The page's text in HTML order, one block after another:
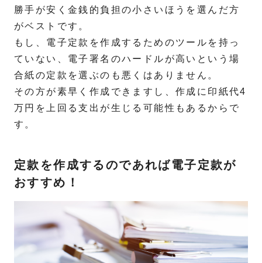
勝手が安く金銭的負担の小さいほうを選んだ方
がベストです。
もし、電子定款を作成するためのツールを持っ
ていない、電子署名のハードルが高いという場
合紙の定款を選ぶのも悪くはありません。
その方が素早く作成できますし、作成に印紙代4
万円を上回る支出が生じる可能性もあるからで
す。
定款を作成するのであれば電子定款が
おすすめ！